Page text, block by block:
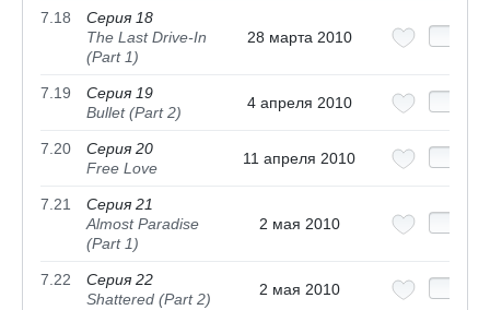
7.18
Серия 18
The Last Drive-In
(Part 1)
28 марта 2010
7.19
Серия 19
Bullet (Part 2)
4 апреля 2010
7.20
Серия 20
Free Love
11 апреля 2010
7.21
Серия 21
Almost Paradise
(Part 1)
2 мая 2010
7.22
Серия 22
Shattered (Part 2)
2 мая 2010